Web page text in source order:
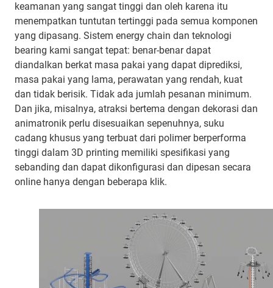
keamanan yang sangat tinggi dan oleh karena itu
menempatkan tuntutan tertinggi pada semua komponen
yang dipasang. Sistem energy chain dan teknologi
bearing kami sangat tepat: benar-benar dapat
diandalkan berkat masa pakai yang dapat diprediksi,
masa pakai yang lama, perawatan yang rendah, kuat
dan tidak berisik. Tidak ada jumlah pesanan minimum.
Dan jika, misalnya, atraksi bertema dengan dekorasi dan
animatronik perlu disesuaikan sepenuhnya, suku
cadang khusus yang terbuat dari polimer berperforma
tinggi dalam 3D printing memiliki spesifikasi yang
sebanding dan dapat dikonfigurasi dan dipesan secara
online hanya dengan beberapa klik.